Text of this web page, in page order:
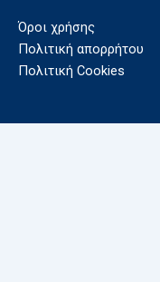
Όροι χρήσης
Πολιτική απορρήτου
Πολιτική Cookies